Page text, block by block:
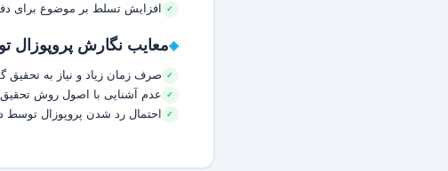
افزایش تسلط بر موضوع برای
معایب نگارش پروپوزال
صرف زمان زیاد و نیاز به تحقیق
عدم آشنایی با اصول روش تحقیق
احتمال رد شدن پروپوزال توسط